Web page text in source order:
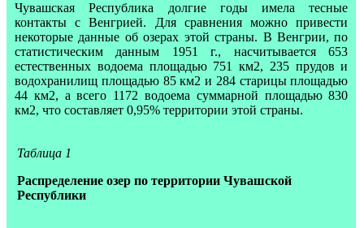
Чувашская Республика долгие годы имела тесные
контакты с Венгрией. Для сравнения можно привести
некоторые данные об озерах этой страны. В Венгрии, по
статистическим данным 1951 г., насчитывается 653
естественных водоема площадью 751 км2, 235 прудов и
водохранилищ площадью 85 км2 и 284 старицы площадью
44 км2, а всего 1172 водоема суммарной площадью 830
км2, что составляет 0,95% территории этой страны.
Таблица 1
Распределение озер по территории Чувашской
Республики